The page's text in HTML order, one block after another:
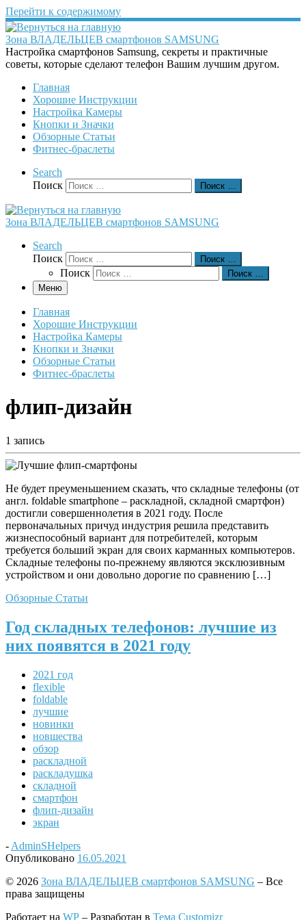
Перейти к содержимому
Зона ВЛАДЕЛЬЦЕВ смартфонов SAMSUNG
Настройка смартфонов Samsung, секреты и практичные
советы, которые сделают телефон Вашим лучшим другом.
Главная
Хорошие Инструкции
Настройка Камеры
Кнопки и Значки
Обзорные Статьи
Фитнес-браслеты
Search
Поиск
Поиск …
Зона ВЛАДЕЛЬЦЕВ смартфонов SAMSUNG
Search
Поиск
Поиск …
Поиск
Поиск …
Меню
Главная
Хорошие Инструкции
Настройка Камеры
Кнопки и Значки
Обзорные Статьи
Фитнес-браслеты
флип-дизайн
1 запись
Не будет преуменьшением сказать, что складные телефоны (от
англ. foldable smartphone – раскладной, складной смартфон)
достигли совершеннолетия в 2021 году. После
первоначальных причуд индустрия решила представить
жизнеспособный вариант для потребителей, которым
требуется больший экран для своих карманных компьютеров.
Складные телефоны по-прежнему являются эксклюзивным
устройством и они довольно дорогие по сравнению […]
Обзорные Статьи
Год складных телефонов: лучшие из
них появятся в 2021 году
2021 год
flexible
foldable
лучшие
новинки
новшества
обзор
раскладной
раскладушка
складной
смартфон
флип-дизайн
экран
- AdminSHelpers
Опубликовано 16.05.2021
© 2026 Зона ВЛАДЕЛЬЦЕВ смартфонов SAMSUNG – Все
права защищены
Работает на WP – Разработан в Тема Customizr